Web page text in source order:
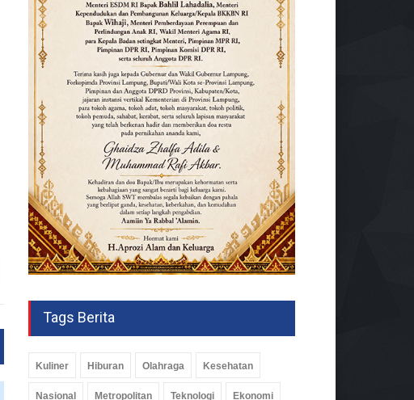
Tags Berita
Kuliner Hiburan Olahraga Kesehatan
Nasional Metropolitan Teknologi Ekonomi